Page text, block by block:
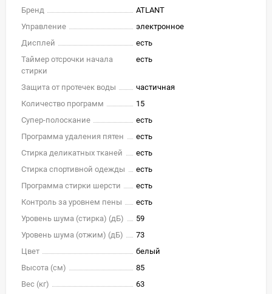
Бренд
ATLANT
Управление
электронное
Дисплей
есть
Таймер отсрочки начала
стирки
есть
Защита от протечек воды
частичная
Количество программ
15
Супер-полоскание
есть
Программа удаления пятен
есть
Стирка деликатных тканей
есть
Стирка спортивной одежды
есть
Программа стирки шерсти
есть
Контроль за уровнем пены
есть
Уровень шума (стирка) (дБ)
59
Уровень шума (отжим) (дБ)
73
Цвет
белый
Высота (см)
85
Вес (кг)
63